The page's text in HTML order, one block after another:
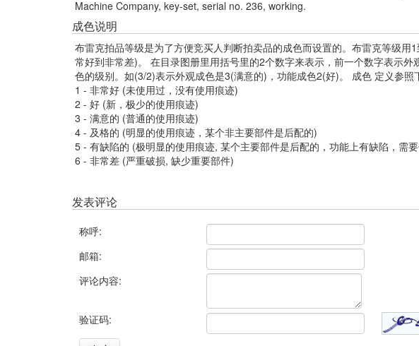
Machine Company, key-set, serial no. 236, working.
成色说明
布雷克拍品等级是为了方便竞买人判断拍卖品的成色而设置的。布雷克等级用
常好到非常差)。 在目录图册里用括号里的2个数字来表示，前一个数字表示
色的级别。如(3/2)表示外观成色是3(满意的)，功能成色2(好)。 成色 定义参照
1 - 非常好 (未使用过，没有使用痕迹)
2 - 好 (新，极少的使用痕迹)
3 - 满意的 (普通的使用痕迹)
4 - 及格的 (明显的使用痕迹，某个非主要部件是后配的)
5 - 有缺陷的 (极明显的使用痕迹, 某个主要部件是后配的，功能上有缺陷，需
6 - 非常差 (严重破损, 缺少重要部件)
发表评论
称呼:
邮箱:
评论内容:
验证码: